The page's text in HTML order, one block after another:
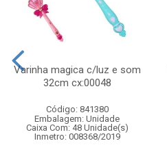
Varinha magica c/luz e som
32cm cx:00048
Código: 841380
Embalagem: Unidade
Caixa Com: 48 Unidade(s)
Inmetro: 008368/2019